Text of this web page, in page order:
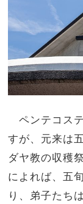
ペンテコス
すが、元来は
ダヤ教の収穫
によれば、五
り、弟子たち